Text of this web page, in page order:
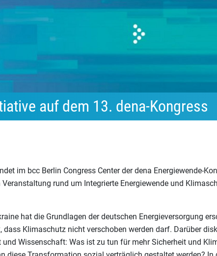
auf dem 13. dena-Kongress
im bcc Berlin Congress Center der dena Energiewende-
rund um Integrierte Energiewende und
hat die Grundlagen der deutschen Energieversorgung
dass Klimaschutz nicht verschoben werden darf. Darüber
Wissenschaft: Was ist zu tun für mehr Sicherheit und